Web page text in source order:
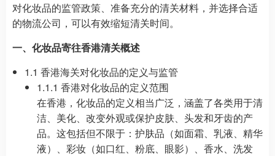
对化妆品的监管政策、准备充分的清关材料，并选择合适
的物流公司，可以有效缩短清关时间。
一、化妆品寄往香港清关概述
1.1 香港海关对化妆品的定义与监管
1.1.1 香港对化妆品的定义范围
在香港，化妆品的定义相当广泛，涵盖了各类用于清
洁、美化、改变外观或保护皮肤、头发和牙齿的产
品。这包括但不限于：护肤品（如面霜、乳液、精华
液）、彩妆（如口红、粉底、眼影）、香水、洗发